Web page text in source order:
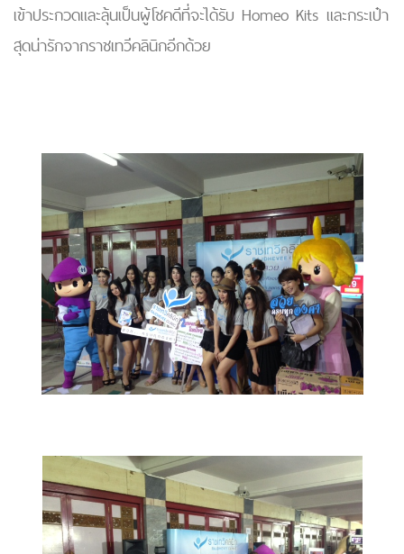
เข้าประกวดและลุ้นเป็นผู้โชคดีที่จะได้รับ Homeo Kits และกระเป๋า
สุดน่ารักจากราชเทวีคลินิกอีกด้วย